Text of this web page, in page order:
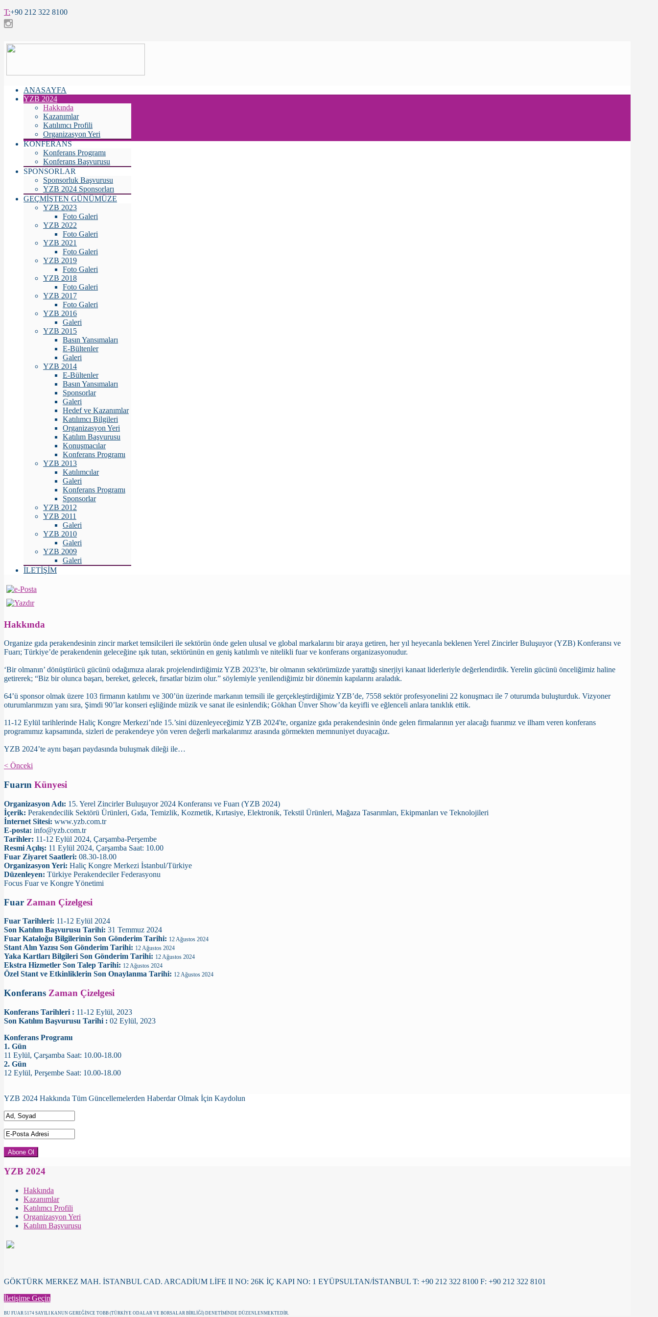
T:+90 212 322 8100
ANASAYFA
YZB 2024
Hakkında
Kazanımlar
Katılımcı Profili
Organizasyon Yeri
KONFERANS
Konferans Programı
Konferans Başvurusu
SPONSORLAR
Sponsorluk Başvurusu
YZB 2024 Sponsorları
GEÇMİŞTEN GÜNÜMÜZE
YZB 2023
Foto Galeri
YZB 2022
Foto Galeri
YZB 2021
Foto Galeri
YZB 2019
Foto Galeri
YZB 2018
Foto Galeri
YZB 2017
Foto Galeri
YZB 2016
Galeri
YZB 2015
Basın Yansımaları
E-Bültenler
Galeri
YZB 2014
E-Bültenler
Basın Yansımaları
Sponsorlar
Galeri
Hedef ve Kazanımlar
Katılımcı Bilgileri
Organizasyon Yeri
Katılım Başvurusu
Konuşmacılar
Konferans Programı
YZB 2013
Katılımcılar
Galeri
Konferans Programı
Sponsorlar
YZB 2012
YZB 2011
Galeri
YZB 2010
Galeri
YZB 2009
Galeri
İLETİŞİM
Hakkında
Organize gıda perakendesinin zincir market temsilcileri ile sektörün önde gelen ulusal ve global markalarını bir araya getiren, her yıl heyecanla beklenen Yerel Zincirler Buluşuyor (YZB) Konferansı ve
Fuarı; Türkiye’de perakendenin geleceğine ışık tutan, sektörünün en geniş katılımlı ve nitelikli fuar ve konferans organizasyonudur.
‘Bir olmanın’ dönüştürücü gücünü odağımıza alarak projelendirdiğimiz YZB 2023’te, bir olmanın sektörümüzde yarattığı sinerjiyi kanaat liderleriyle değerlendirdik. Yerelin gücünü önceliğimiz haline
getirerek; “Biz bir olunca başarı, bereket, gelecek, fırsatlar bizim olur.” söylemiyle yenilendiğimiz bir dönemin kapılarını araladık.
64’ü sponsor olmak üzere 103 firmanın katılımı ve 300’ün üzerinde markanın temsili ile gerçekleştirdiğimiz YZB’de, 7558 sektör profesyonelini 22 konuşmacı ile 7 oturumda buluşturduk. Vizyoner
oturumlarımızın yanı sıra, Şimdi 90’lar konseri eşliğinde müzik ve sanat ile esinlendik; Gökhan Ünver Show’da keyifli ve eğlenceli anlara tanıklık ettik.
11-12 Eylül tarihlerinde Haliç Kongre Merkezi’nde 15.’sini düzenleyeceğimiz YZB 2024'te, organize gıda perakendesinin önde gelen firmalarının yer alacağı fuarımız ve ilham veren konferans
programımız kapsamında, sizleri de perakendeye yön veren değerli markalarımız arasında görmekten memnuniyet duyacağız.
YZB 2024’te aynı başarı paydasında buluşmak dileği ile…
< Önceki
Fuarın Künyesi
Organizasyon Adı: 15. Yerel Zincirler Buluşuyor 2024 Konferansı ve Fuarı (YZB 2024)
İçerik: Perakendecilik Sektörü Ürünleri, Gıda, Temizlik, Kozmetik, Kırtasiye, Elektronik, Tekstil Ürünleri, Mağaza Tasarımları, Ekipmanları ve Teknolojileri
İnternet Sitesi: www.yzb.com.tr
E-posta: info@yzb.com.tr
Tarihler: 11-12 Eylül 2024, Çarşamba-Perşembe
Resmi Açılış: 11 Eylül 2024, Çarşamba Saat: 10.00
Fuar Ziyaret Saatleri: 08.30-18.00
Organizasyon Yeri: Haliç Kongre Merkezi İstanbul/Türkiye
Düzenleyen: Türkiye Perakendeciler Federasyonu
Focus Fuar ve Kongre Yönetimi
Fuar Zaman Çizelgesi
Fuar Tarihleri: 11-12 Eylül 2024
Son Katılım Başvurusu Tarihi: 31 Temmuz 2024
Fuar Kataloğu Bilgilerinin Son Gönderim Tarihi: 12 Ağustos 2024
Stant Alın Yazısı Son Gönderim Tarihi: 12 Ağustos 2024
Yaka Kartları Bilgileri Son Gönderim Tarihi: 12 Ağustos 2024
Ekstra Hizmetler Son Talep Tarihi: 12 Ağustos 2024
Özel Stant ve Etkinliklerin Son Onaylanma Tarihi: 12 Ağustos 2024
Konferans Zaman Çizelgesi
Konferans Tarihleri : 11-12 Eylül, 2023
Son Katılım Başvurusu Tarihi : 02 Eylül, 2023
Konferans Programı
1. Gün
11 Eylül, Çarşamba Saat: 10.00-18.00
2. Gün
12 Eylül, Perşembe Saat: 10.00-18.00
YZB 2024 Hakkında Tüm Güncellemelerden Haberdar Olmak İçin Kaydolun
YZB 2024
Hakkında
Kazanımlar
Katılımcı Profili
Organizasyon Yeri
Katılım Başvurusu
GÖKTÜRK MERKEZ MAH. İSTANBUL CAD. ARCADİUM LİFE II NO: 26K İÇ KAPI NO: 1 EYÜPSULTAN/İSTANBUL T: +90 212 322 8100 F: +90 212 322 8101
İletişime Geçin
BU FUAR 5174 SAYILI KANUN GEREĞİNCE TOBB (TÜRKİYE ODALAR VE BORSALAR BİRLİĞİ) DENETİMİNDE DÜZENLENMEKTEDİR.